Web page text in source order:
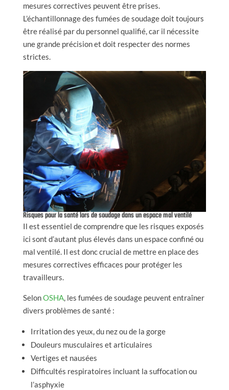
mesures correctives peuvent être prises.
L’échantillonnage des fumées de soudage doit toujours
être réalisé par du personnel qualifié, car il nécessite
une grande précision et doit respecter des normes
strictes.
Risques pour la santé lors de soudage dans un espace mal ventilé
Il est essentiel de comprendre que les risques exposés
ici sont d’autant plus élevés dans un espace confiné ou
mal ventilé. Il est donc crucial de mettre en place des
mesures correctives efficaces pour protéger les
travailleurs.
SelonOSHA, les fumées de soudage peuvent entraîner
divers problèmes de santé :
Irritation des yeux, du nez ou de la gorge
Douleurs musculaires et articulaires
Vertiges et nausées
Difficultés respiratoires incluant la suffocation ou
l’asphyxie